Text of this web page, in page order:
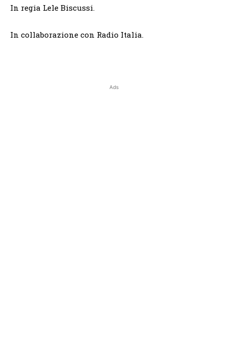
In regia Lele Biscussi.
In collaborazione con Radio Italia.
Ads